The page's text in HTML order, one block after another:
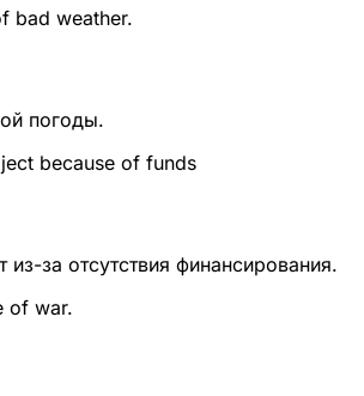
bad weather.
погоды.
because of funds
из-за отсутствия финансирования.
of war.